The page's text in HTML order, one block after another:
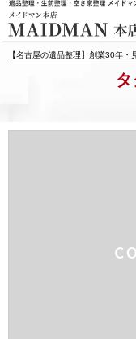
【名古屋の遺品整理】創業30年